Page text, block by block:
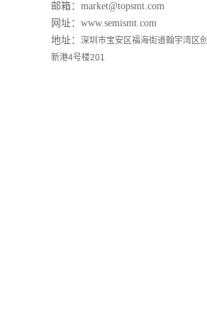
邮箱：market@topsmt.com
网址：www.semismt.com
地址： 深圳市宝安区福海街道翰宇湾区创
新港4号楼201